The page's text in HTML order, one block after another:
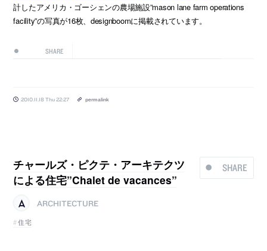
計したアメリカ・ゴーシェンの農場施設”mason lane farm operations
facility”の写真が16枚、designboomに掲載されています。
SHARE
2010.11.18 Thu 22:27 permalink
SHARE
チャールズ・ピクテ・アーキテクツ
による住宅”Chalet de vacances”
ARCHITECTURE
住宅